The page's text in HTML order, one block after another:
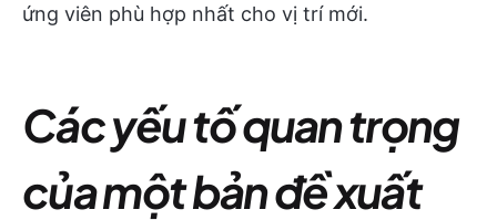
ứng viên phù hợp nhất cho vị trí mới.
Các yếu tố quan trọng
của một bản đề xuất